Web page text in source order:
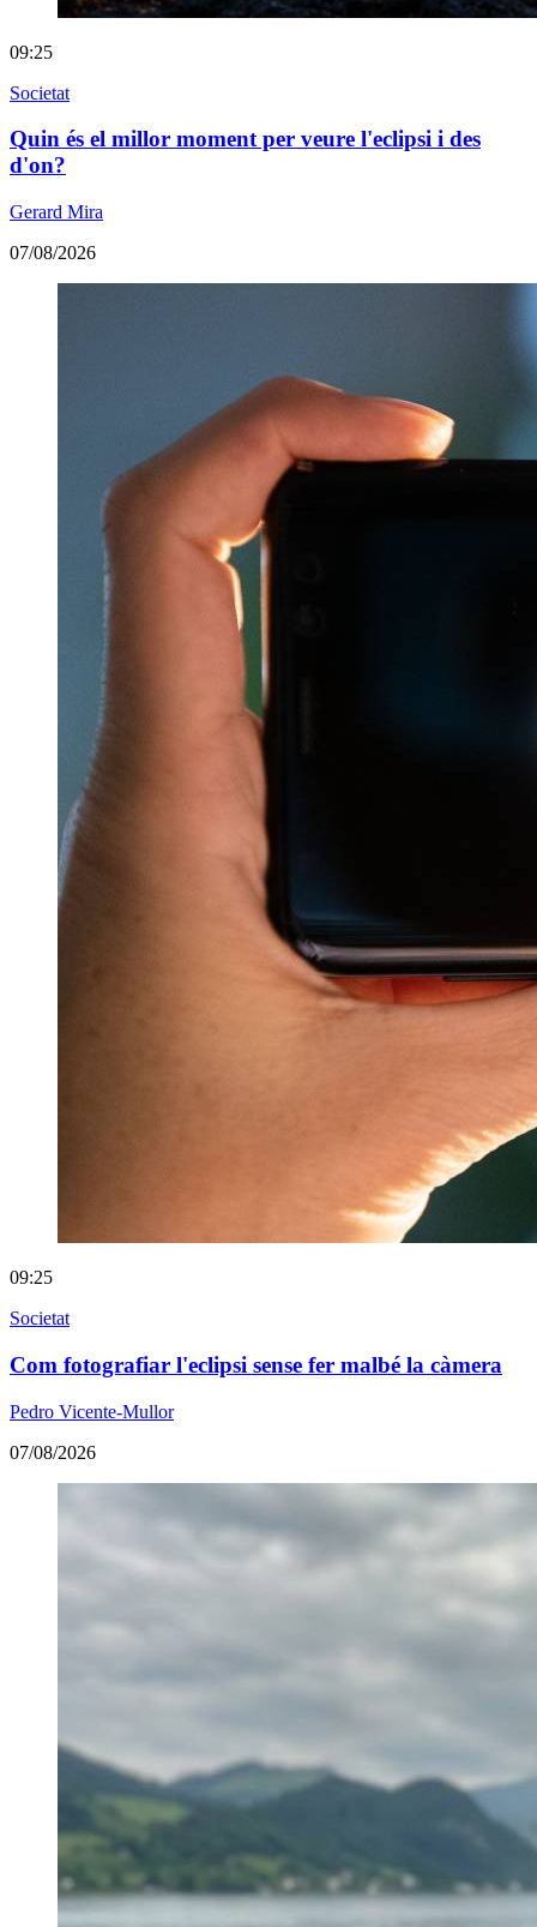
09:25
Societat
Quin és el millor moment per veure l'eclipsi i des
d'on?
Gerard Mira
07/08/2026
09:25
Societat
Com fotografiar l'eclipsi sense fer malbé la càmera
Pedro Vicente-Mullor
07/08/2026